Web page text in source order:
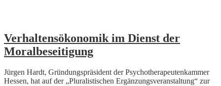
Skip
to
content
Verhaltensökonomik im Dienst der
Moralbeseitigung
Jürgen Hardt, Gründungspräsident der Psychotherapeutenkammer
Hessen, hat auf der „Pluralistischen Ergänzungsveranstaltung“ zur